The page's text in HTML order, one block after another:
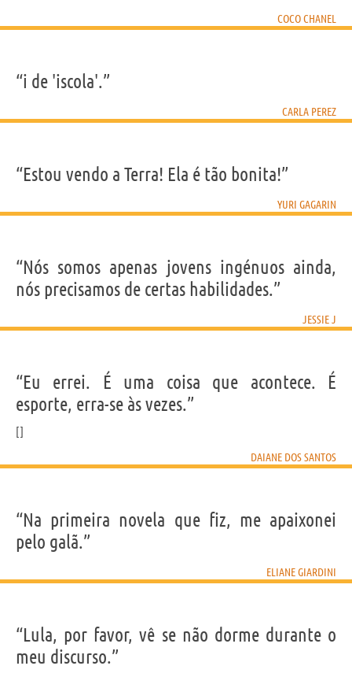
COCO CHANEL
“i de 'iscola'.”
CARLA PEREZ
“Estou vendo a Terra! Ela é tão bonita!”
YURI GAGARIN
“Nós somos apenas jovens ingénuos ainda,
nós precisamos de certas habilidades.”
JESSIE J
“Eu errei. É uma coisa que acontece. É
esporte, erra-se às vezes.”
DAIANE DOS SANTOS
“Na primeira novela que fiz, me apaixonei
pelo galã.”
ELIANE GIARDINI
“Lula, por favor, vê se não dorme durante o
meu discurso.”